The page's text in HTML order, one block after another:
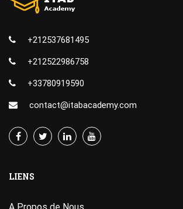
+212537681495
+212522986758
+33780919590
contact@itabacademy.com
LIENS